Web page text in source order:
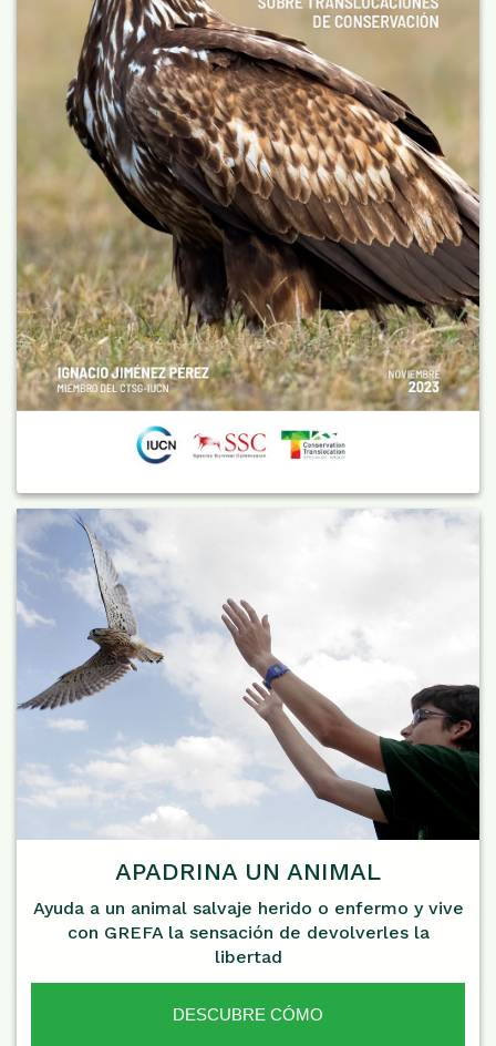
APADRINA UN ANIMAL
Ayuda a un animal salvaje herido o enfermo y vive
con GREFA la sensación de devolverles la
libertad
DESCUBRE CÓMO